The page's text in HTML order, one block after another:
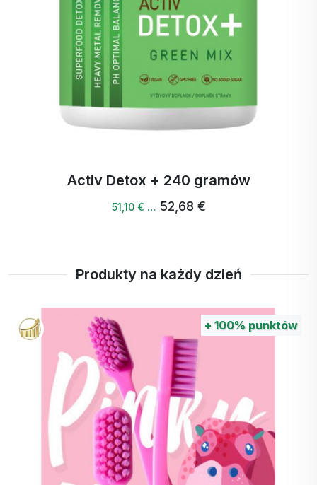
Activ Detox + 240 gramów
51,10 € … 52,68 €
Produkty na każdy dzień
+ 100% punktów